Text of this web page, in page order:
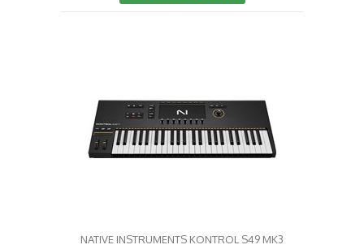
NATIVE INSTRUMENTS KONTROL S49 MK3